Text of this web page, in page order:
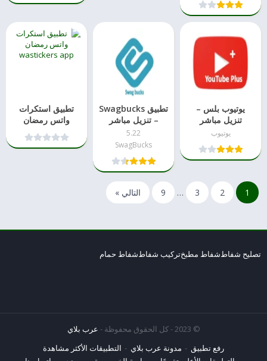
يوتيوب بلس –
تنزيل مباشر
للاندرويد احدث
اصدار
يوتيوب
تطبيق Swagbucks
– تنزيل مباشر
5.22
SwagBucks
تطبيق استكرات
واتس رمضان
wasticker احدث
نسخه
1
2
3
…
9 التالي »
تصليح شفاطشفاط مطبختركيب شفاطشفاط حمام
© 2023 - كل الحقوق محفوظة -
عرب بلاي
رفع تطبيق
مدونة عرب بلاي
التطبيقات الأكثر مشاهدة